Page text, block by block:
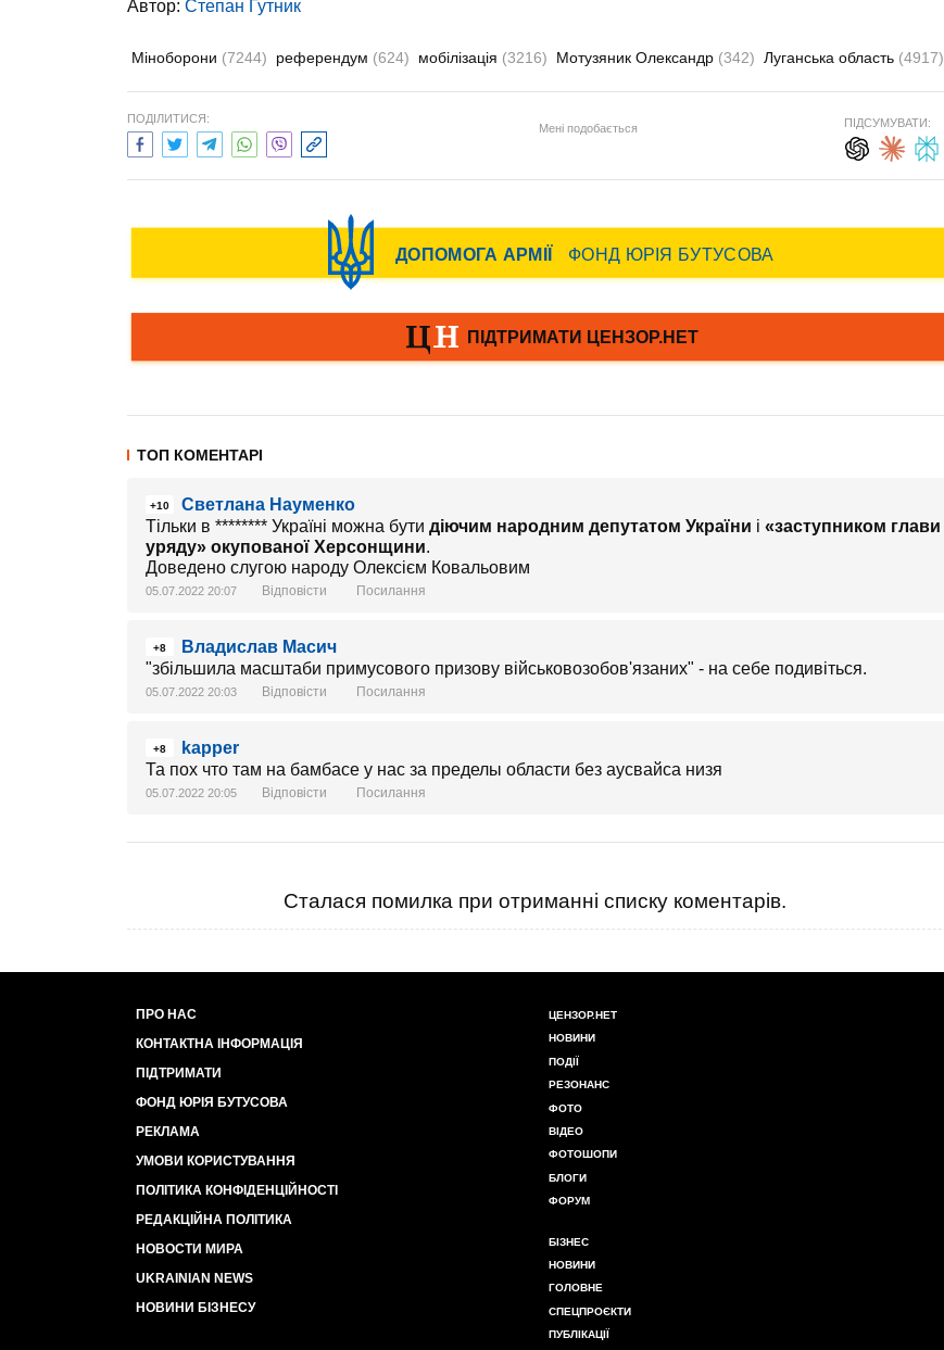
Автор: Степан Гутник
Міноборони (7244) референдум (624) мобілізація (3216) Мотузяник Олександр (342) Луганська область (4917)
ПОДІЛИТИСЯ:
Мені подобається ПІДСУМУВАТИ:
ТОП КОМЕНТАРІ
+10
Светлана Науменко
Тільки в ******** Україні можна бути діючим народним депутатом України і «заступником глави
уряду» окупованої Херсонщини.
Доведено слугою народу Олексієм Ковальовим
05.07.2022 20:07 Відповісти Посилання
+8
Владислав Масич
"збільшила масштаби примусового призову військовозобов'язаних" - на себе подивіться.
05.07.2022 20:03 Відповісти Посилання
+8
kapper
Та пох что там на бамбасе у нас за пределы области без аусвайса низя
05.07.2022 20:05 Відповісти Посилання
Сталася помилка при отриманні списку коментарів.
ПРО НАС
КОНТАКТНА ІНФОРМАЦІЯ
ПІДТРИМАТИ
ФОНД ЮРІЯ БУТУСОВА
РЕКЛАМА
УМОВИ КОРИСТУВАННЯ
ПОЛІТИКА КОНФІДЕНЦІЙНОСТІ
РЕДАКЦІЙНА ПОЛІТИКА
НОВОСТИ МИРА
UKRAINIAN NEWS
НОВИНИ БІЗНЕСУ
ЦЕНЗОР.НЕТ
НОВИНИ
ПОДІЇ
РЕЗОНАНС
ФОТО
ВІДЕО
ФОТОШОПИ
БЛОГИ
ФОРУМ
БІЗНЕС
НОВИНИ
ГОЛОВНЕ
СПЕЦПРОЄКТИ
ПУБЛІКАЦІЇ